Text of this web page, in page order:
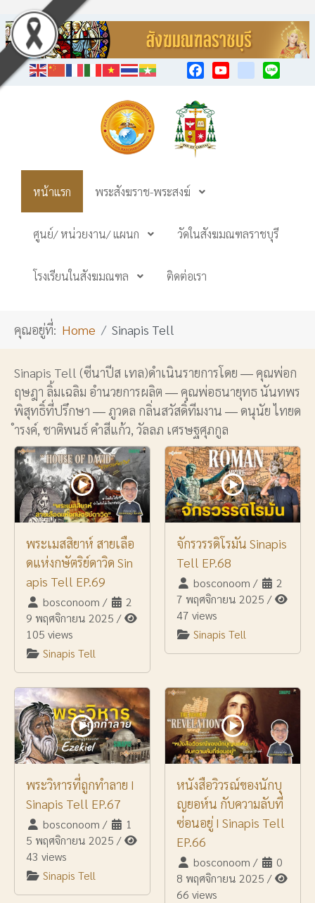
หน้าแรก พระสังฆราช-พระสงฆ์
ศูนย์/ หน่วยงาน/ แผนก วัดในสังฆมณฑลราชบุรี
โรงเรียนในสังฆมณฑล ติดต่อเรา
คุณอยู่ที่: Home Sinapis Tell
Sinapis Tell (ซีนาปีส เทล)ดำเนินรายการโดย ― คุณพ่อก
ฤษฎา ลิ้มเฉลิม อำนวยการผลิต ― คุณพ่อธนายุทธ นันทพร
พิสุทธิ์ที่ปรึกษา ― ภูวดล กลิ่นสวัสดิ์ทีมงาน ― ดนุนัย ไทยด
ำรงค์, ชาติพนธ์ คำสีแก้ว, วัลลภ เศรษฐศุภกูล
พระเมสสิยาห์ สายเลือ
ดแห่งกษัตริย์ดาวิด Sin
apis Tell EP.69
bosconoom /
2
9 พฤศจิกายน 2025 /
105 views
Sinapis Tell
จักรวรรดิโรมัน Sinapis
Tell EP.68
bosconoom /
2
7 พฤศจิกายน 2025 /
47 views
Sinapis Tell
พระวิหารที่ถูกทำลาย I
Sinapis Tell EP.67
bosconoom /
1
5 พฤศจิกายน 2025 /
43 views
Sinapis Tell
หนังสือวิวรณ์ของนักบุ
ญยอห์น กับความลับที่
ซ่อนอยู่ I Sinapis Tell
EP.66
bosconoom /
0
8 พฤศจิกายน 2025 /
66 views